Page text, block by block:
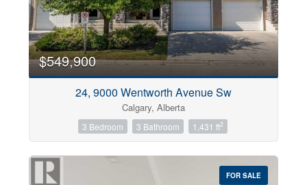
Transaction Type
Building Type
Construction Style
$549,900
24, 9000 Wentworth Avenue Sw
Calgary, Alberta
3 Bedroom 3 Bathroom 1,431 ft2
FOR SALE